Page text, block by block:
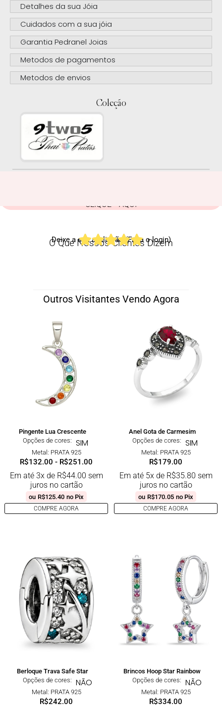
Detalhes da sua Jóia
Cuidados com a sua jóia
Garantia Pedranel Joias
Metodos de pagamentos
Metodos de envios
Coleção
CLIQUE AQUI
O Que Nossos Clientes Dizem
Deixe a sua avaliação (Faça o login)
Outros Visitantes Vendo Agora
Pingente Lua Crescente
Opções de cores: SIM
Metal: PRATA 925
R$132.00 - R$251.00
Em até 3x de R$44.00 sem
juros no cartão
ou R$125.40 no Pix
COMPRE AGORA
Anel Gota de Carmesim
Opções de cores: SIM
Metal: PRATA 925
R$179.00
Em até 5x de R$35.80 sem
juros no cartão
ou R$170.05 no Pix
COMPRE AGORA
Berloque Trava Safe Star
Opções de cores: NÃO
Metal: PRATA 925
R$242.00
Brincos Hoop Star Rainbow
Opções de cores: NÃO
Metal: PRATA 925
R$334.00